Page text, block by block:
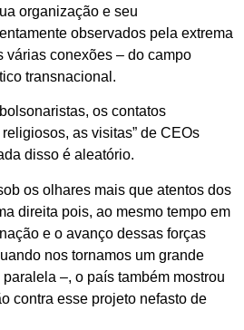
organização e seu
observados pela extrema
várias conexões – do campo
transnacional.
os contatos
as visitas” de CEOs
disso é aleatório.
os olhares mais que atentos dos
direita pois, ao mesmo tempo em
e o avanço dessas forças
nos tornamos um grande
–, o país também mostrou
contra esse projeto nefasto de